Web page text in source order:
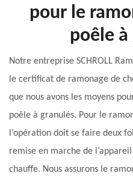
pour le
poêle à
Notre entreprise SCHROLL
le certificat de ramonage de
que nous avons les moyens
poêle à granulés. Pour le
l’opération doit se faire deux
remise en marche de
chauffe. Nous assurons le